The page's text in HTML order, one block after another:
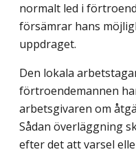
normalt led i
försämrar hans
uppdraget.
Den lokala
förtroendemannen
arbetsgivaren om
Sådan överläggning
efter det att varsel